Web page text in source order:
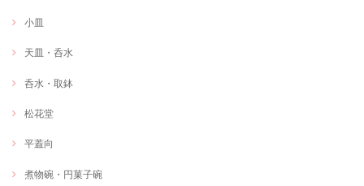
小皿
天皿・呑水
呑水・取鉢
松花堂
平蓋向
煮物碗・円菓子碗